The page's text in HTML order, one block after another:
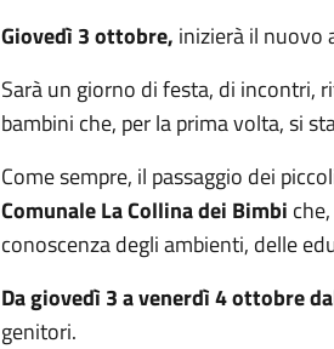
Giovedì 3 ottobre, inizierà il nuovo
Sarà un giorno di festa, di incontri,
bambini che, per la prima volta, si
Come sempre, il passaggio dei
Comunale La Collina dei Bimbi
conoscenza degli ambienti, delle
Da giovedì 3 a venerdì 4 ottobre
genitori.